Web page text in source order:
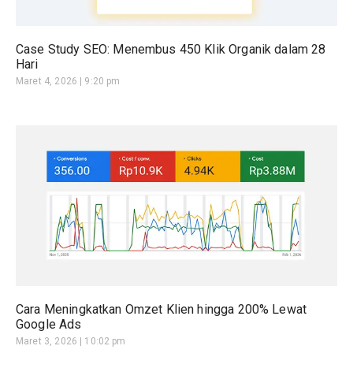
Case Study SEO: Menembus 450 Klik Organik dalam 28
Hari
Maret 4, 2026 9:20 pm
Cara Meningkatkan Omzet Klien hingga 200% Lewat
Google Ads
Maret 3, 2026 10:02 pm